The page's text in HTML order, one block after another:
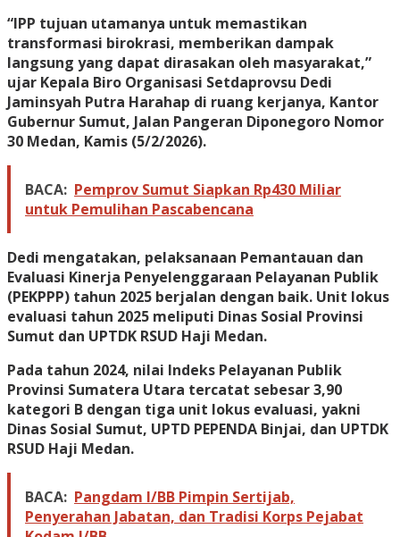
“IPP tujuan utamanya untuk memastikan
transformasi birokrasi, memberikan dampak
langsung yang dapat dirasakan oleh masyarakat,”
ujar Kepala Biro Organisasi Setdaprovsu Dedi
Jaminsyah Putra Harahap di ruang kerjanya, Kantor
Gubernur Sumut, Jalan Pangeran Diponegoro Nomor
30 Medan, Kamis (5/2/2026).
BACA: Pemprov Sumut Siapkan Rp430 Miliar
untuk Pemulihan Pascabencana
Dedi mengatakan, pelaksanaan Pemantauan dan
Evaluasi Kinerja Penyelenggaraan Pelayanan Publik
(PEKPPP) tahun 2025 berjalan dengan baik. Unit lokus
evaluasi tahun 2025 meliputi Dinas Sosial Provinsi
Sumut dan UPTDK RSUD Haji Medan.
Pada tahun 2024, nilai Indeks Pelayanan Publik
Provinsi Sumatera Utara tercatat sebesar 3,90
kategori B dengan tiga unit lokus evaluasi, yakni
Dinas Sosial Sumut, UPTD PEPENDA Binjai, dan UPTDK
RSUD Haji Medan.
BACA: Pangdam I/BB Pimpin Sertijab,
Penyerahan Jabatan, dan Tradisi Korps Pejabat